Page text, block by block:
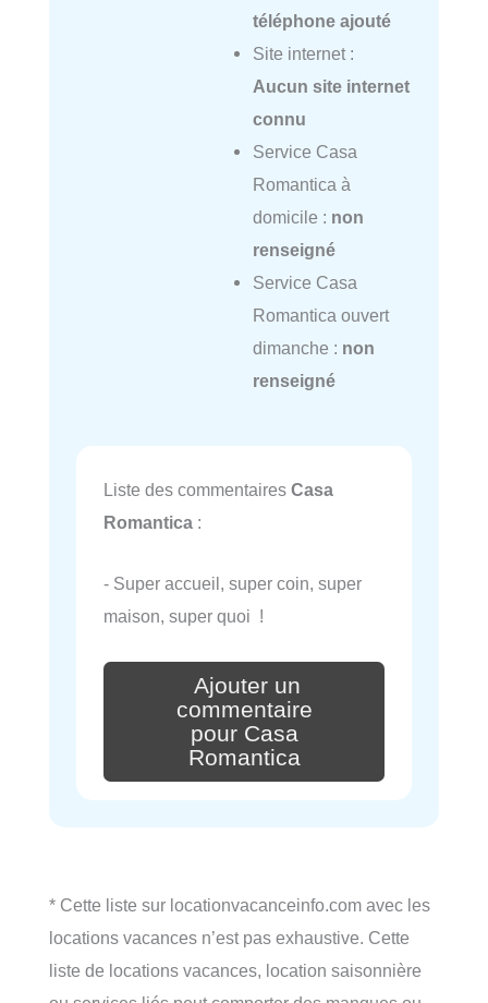
téléphone ajouté
Site internet :
Aucun site internet
connu
Service Casa
Romantica à
domicile : non
renseigné
Service Casa
Romantica ouvert
dimanche : non
renseigné
Liste des commentaires Casa
Romantica :
- Super accueil, super coin, super
maison, super quoi !
Ajouter un
commentaire
pour Casa
Romantica
* Cette liste sur locationvacanceinfo.com avec les
locations vacances n’est pas exhaustive. Cette
liste de locations vacances, location saisonnière